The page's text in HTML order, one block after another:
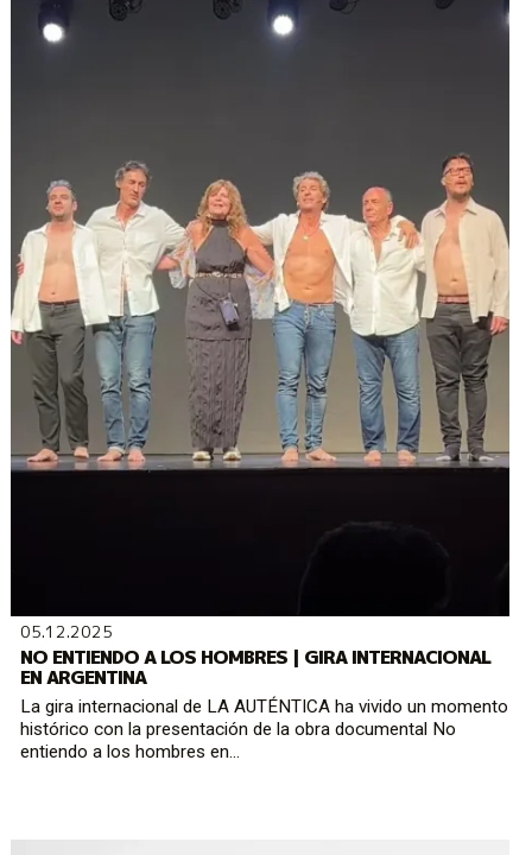
05.12.2025
NO ENTIENDO A LOS HOMBRES | GIRA INTERNACIONAL
EN ARGENTINA
La gira internacional de LA AUTÉNTICA ha vivido un momento
histórico con la presentación de la obra documental No
entiendo a los hombres en...